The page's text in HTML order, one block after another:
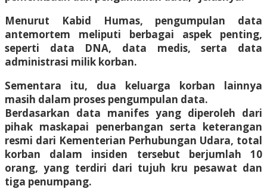
Menurut Kabid Humas, pengumpulan data
antemortem meliputi berbagai aspek penting,
seperti data DNA, data medis, serta data
administrasi milik korban.
Sementara itu, dua keluarga korban lainnya
masih dalam proses pengumpulan data.
Berdasarkan data manifes yang diperoleh dari
pihak maskapai penerbangan serta keterangan
resmi dari Kementerian Perhubungan Udara, total
korban dalam insiden tersebut berjumlah 10
orang, yang terdiri dari tujuh kru pesawat dan
tiga penumpang.